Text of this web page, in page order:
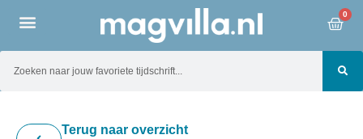
0
Terug naar overzicht